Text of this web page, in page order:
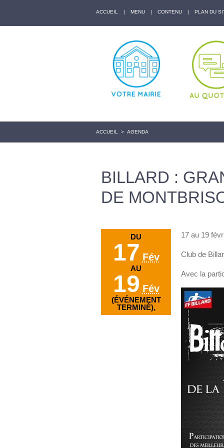
ACCUEIL | MENU | CONTENU | PLAN DU
ACCUEIL > AGENDA
BILLARD :
DE
DU
17 Fév
AU
19 Fév
(ÉVÉNEMENT
TERMINÉ),
17 au 19
Club de
Avec la